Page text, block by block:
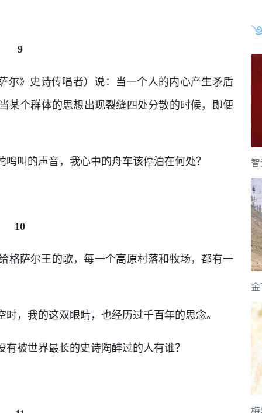
9
尔》史诗传唱者）说：当一个人的内心产生矛盾
某个群体的思想出现裂缝四处分散的时候，即便
叫的声音，我心中的舟车该停泊在何处？
10
格萨尔王的歌，每一个高原村落和牧场，都有一
，我的这双眼睛，也经历过千百年的思念。
被世界最长的史诗陶醉过的人有谁？